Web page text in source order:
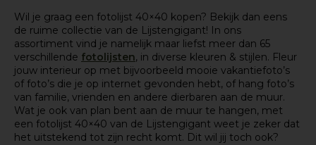
Wil je graag een fotolijst 40×40 kopen? Bekijk dan eens
de ruime collectie van de Lijstengigant! In ons
assortiment vind je namelijk maar liefst meer dan 65
verschillende fotolijsten, in diverse kleuren & stijlen. Fleur
jouw interieur op met bijvoorbeeld mooie vakantiefoto’s
of foto’s die je op internet gevonden hebt, of hang foto’s
van familie, vrienden en andere dierbaren aan de muur.
Wat je ook van plan bent aan de muur te hangen, met
een fotolijst 40×40 van de Lijstengigant weet je zeker dat
het uitstekend tot zijn recht komt. Dit wil jij toch ook?